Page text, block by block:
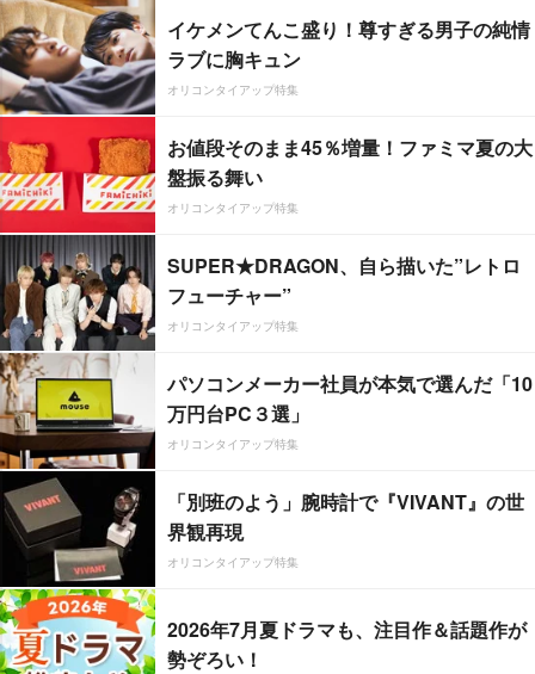
イケメンてんこ盛り！尊すぎる男子の純情
ラブに胸キュン
オリコンタイアップ特集
お値段そのまま45％増量！ファミマ夏の大
盤振る舞い
オリコンタイアップ特集
SUPER★DRAGON、自ら描いた”レトロ
フューチャー”
オリコンタイアップ特集
パソコンメーカー社員が本気で選んだ「10
万円台PC３選」
オリコンタイアップ特集
「別班のよう」腕時計で『VIVANT』の世
界観再現
オリコンタイアップ特集
2026年7月夏ドラマも、注目作＆話題作が
勢ぞろい！